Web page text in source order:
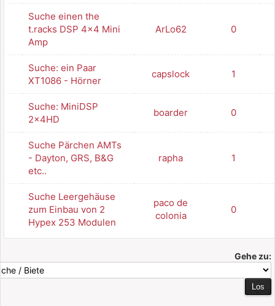
Suche einen the
t.racks DSP 4x4 Mini
Amp
ArLo62 0
Suche: ein Paar
XT1086 - Hörner
capslock 1
Suche: MiniDSP
2x4HD
boarder 0
Suche Pärchen AMTs
- Dayton, GRS, B&G
etc..
rapha 1
Suche Leergehäuse
zum Einbau von 2
Hypex 253 Modulen
paco de
colonia
0
Gehe zu: